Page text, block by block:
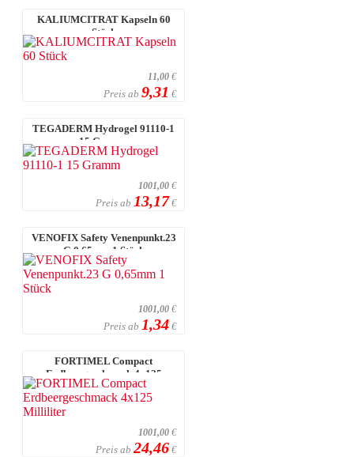
KALIUMCITRAT Kapseln 60
Stück
11,00 €
Preis ab 9,31 €
TEGADERM Hydrogel 91110-1
15 Gramm
1001,00 €
Preis ab 13,17 €
VENOFIX Safety Venenpunkt.23
G 0,65mm 1 Stück
1001,00 €
Preis ab 1,34 €
FORTIMEL Compact
Erdbeergeschmack 4x125
Milliliter
1001,00 €
Preis ab 24,46 €